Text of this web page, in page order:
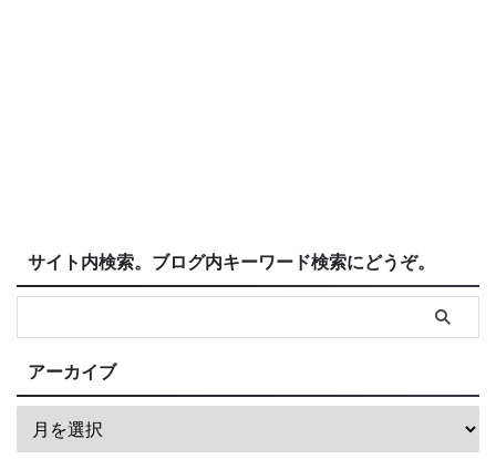
サイト内検索。ブログ内キーワード検索にどうぞ。
アーカイブ